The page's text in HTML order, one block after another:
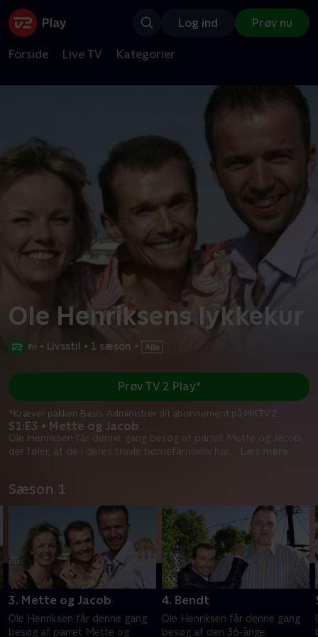
Log ind Prøv nu
Forside Live TV Kategorier
Ole Henriksens lykkekur
• Livsstil • 1 sæson •
S1:E3 • Mette og Jacob
Ole Henriksen får denne gang besøg af parret Mette og Jacob,
der føler, at de i deres travle børnefamilieliv har
Prøv TV 2 Play*
*Kræver pakken Basis. Administrer dit abonnement på Mit TV 2.
Sæson 1
3. Mette og Jacob
Ole Henriksen får denne gang
besøg af parret Mette og
4. Bendt
Ole Henriksen får denne gang
besøg af den 36-årige